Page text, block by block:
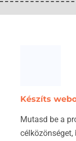
Készíts
Mutasd be a